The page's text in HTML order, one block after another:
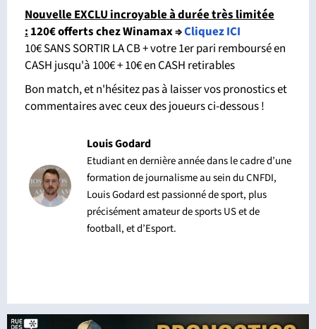
Nouvelle EXCLU incroyable à durée très limitée
:120€ offerts chez Winamax⇒Cliquez ICI
10€ SANS SORTIR LA CB + votre 1er pari remboursé en
CASH jusqu'à 100€ + 10€ en CASH retirables
Bon match, et n'hésitez pas à laisser vos pronostics et
commentaires avec ceux des joueurs ci-dessous !
Louis Godard
Etudiant en dernière année dans le cadre d’une
formation de journalisme au sein du CNFDI,
Louis Godard est passionné de sport, plus
précisément amateur de sports US et de
football, et d’Esport.